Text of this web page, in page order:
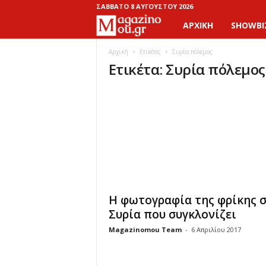
ΣΆΒΒΑΤΟ 8 ΑΥΓΟΎΣΤΟΥ 2026
a
g
o
M
ΑΡΧΙΚΉ
Αρχική Ετικέτες Συρία πόλεμος
Ετικέτα: Συρία πόλεμος
Η φωτογραφία της φρίκης
Συρία που συγκλονίζει
Magazinomou Team - 6 Απριλίου 2017